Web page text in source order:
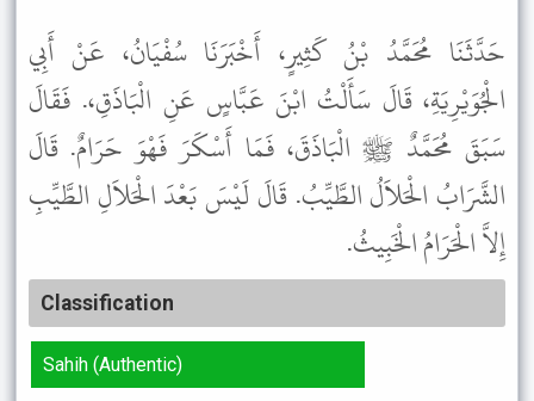
حَدَّثَنَا مُحَمَّدُ بْنُ كَثِيرٍ، أَخْبَرَنَا سُفْيَانُ، عَنْ أَبِي
الْجُوَيْرِيَةِ، قَالَ سَأَلْتُ ابْنَ عَبَّاسٍ عَنِ الْبَاذَقِ،. فَقَالَ
سَبَقَ مُحَمَّدٌ ﷺ الْبَاذَقَ، فَمَا أَسْكَرَ فَهْوَ حَرَامٌ. قَالَ
الشَّرَابُ الْحَلاَلُ الطَّيِّبُ. قَالَ لَيْسَ بَعْدَ الْحَلاَلِ الطَّيِّبِ
إِلاَّ الْحَرَامُ الْخَبِيثُ.
Classification
Sahih (Authentic)